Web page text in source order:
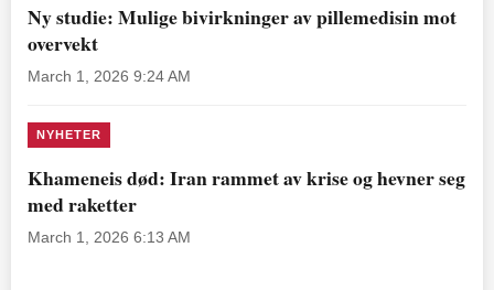
Ny studie: Mulige bivirkninger av pillemedisin mot
overvekt
March 1, 2026 9:24 AM
NYHETER
Khameneis død: Iran rammet av krise og hevner seg
med raketter
March 1, 2026 6:13 AM